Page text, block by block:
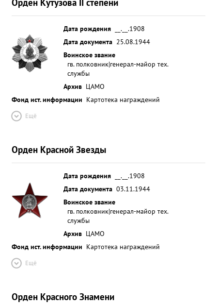
Дата рождения
__.__.1908
Дата документа 25.08.1944
Воинское звание
гв. полковник|генерал-майор тех.
службы
Архив ЦАМО
Фонд ист. информации Картотека награждений
Ещё
Орден Красной Звезды
Дата рождения
__.__.1908
Дата документа 03.11.1944
Воинское звание
гв. полковник|генерал-майор тех.
службы
Архив ЦАМО
Фонд ист. информации Картотека награждений
Ещё
Орден Красного Знамени